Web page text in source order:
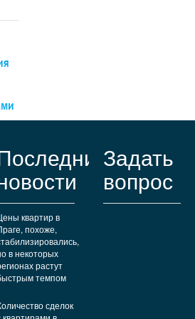
квартир в
похоже,
в некоторых
растут
темпом
сделок
Задать
вопрос